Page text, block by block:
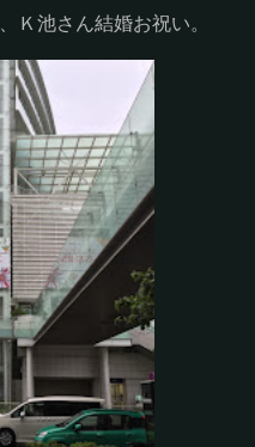
Ｋ池さん結婚お祝い。